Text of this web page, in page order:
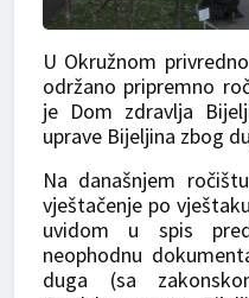
U Okružnom
održano pripremno
je Dom zdravlja
uprave Bijeljina zbog
Na današnjem
vještačenje po
uvidom u spis
neophodnu
duga (sa